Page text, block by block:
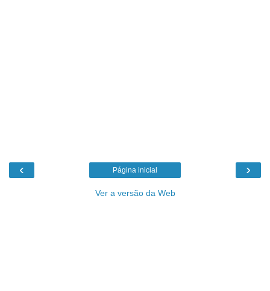
‹ ›
Página inicial
Ver a versão da Web